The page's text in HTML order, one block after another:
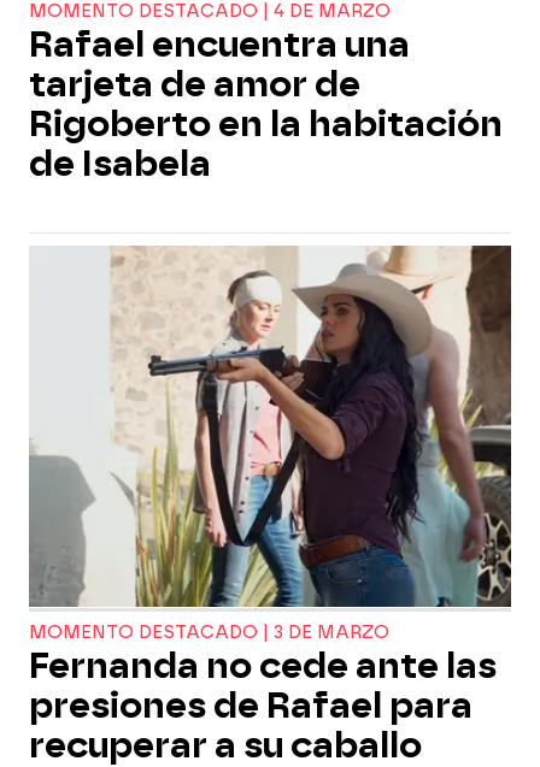
MOMENTO DESTACADO | 4 DE MARZO
Rafael encuentra una
tarjeta de amor de
Rigoberto en la habitación
de Isabela
MOMENTO DESTACADO | 3 DE MARZO
Fernanda no cede ante las
presiones de Rafael para
recuperar a su caballo